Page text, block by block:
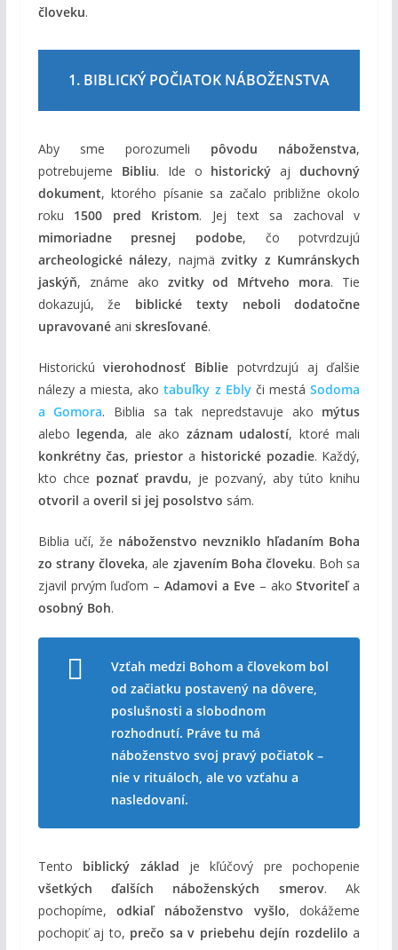
človeku.
1. BIBLICKÝ POČIATOK NÁBOŽENSTVA
Aby sme porozumeli pôvodu náboženstva,
potrebujeme Bibliu. Ide o historický ajduchovný
dokument, ktorého písanie sa začalo približne okolo
roku 1500 pred Kristom. Jej text sa zachoval v
mimoriadne presnej podobe, čo potvrdzujú
archeologické nálezy, najmäzvitky z Kumránskych
jaskýň, známe ako zvitky od Mŕtveho mora. Tie
dokazujú, že biblické texty neboli dodatočne
upravovanéani skresľované.
Historickúvierohodnosť Biblie potvrdzujú aj ďalšie
nálezy a miesta, akotabuľky z Eblyči mestáSodoma
a Gomora. Biblia sa tak nepredstavuje ako mýtus
alebo legenda, ale ako záznam udalostí, ktoré mali
konkrétny čas, priestor a historické pozadie. Každý,
kto chce poznať pravdu, je pozvaný, aby túto knihu
otvoril a overil si jej posolstvo sám.
Biblia učí, že náboženstvo nevzniklo hľadaním Boha
zo strany človeka, ale zjavením Boha človeku. Boh sa
zjavil prvým ľuďom –Adamovi a Eve– akoStvoriteľa
osobný Boh.
Vzťah medzi Bohom a človekom bol
od začiatku postavený na dôvere,
poslušnosti a slobodnom
rozhodnutí. Práve tu má
náboženstvo svoj pravý počiatok –
nie v rituáloch, ale vo vzťahu a
nasledovaní.
Tento biblický základ je kľúčový pre pochopenie
všetkých ďalších náboženských smerov. Ak
pochopíme,odkiaľ náboženstvo vyšlo, dokážeme
pochopiť aj to, prečo sa v priebehu dejín rozdelilo a